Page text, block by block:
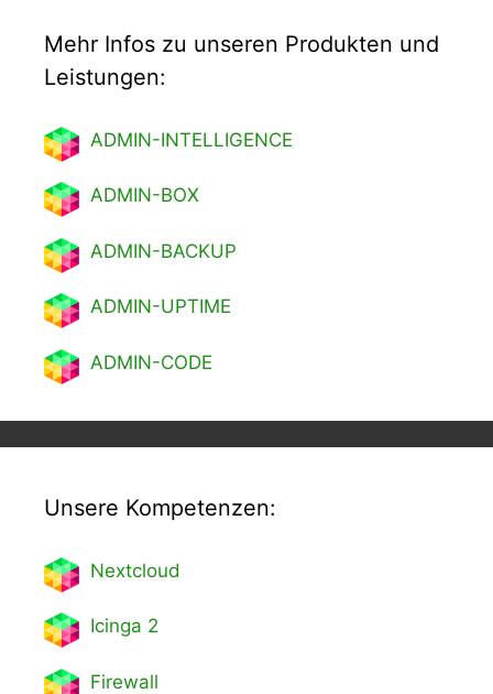
Mehr Infos zu unseren Produkten und
Leistungen:
ADMIN-INTELLIGENCE
ADMIN-BOX
ADMIN-BACKUP
ADMIN-UPTIME
ADMIN-CODE
Unsere Kompetenzen:
Nextcloud
Icinga 2
Firewall